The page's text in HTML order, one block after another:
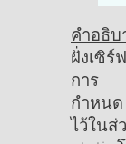
คำอธิบ
ฝั่งเซิร์
การ
กำหนด
ไว้ในส่